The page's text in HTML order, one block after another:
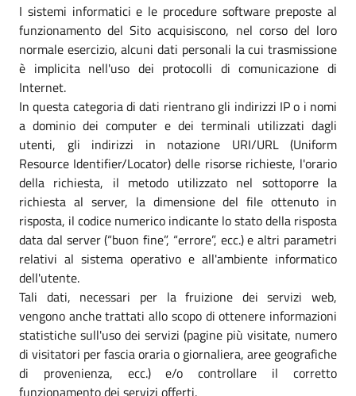
I sistemi informatici e le procedure software preposte al
funzionamento del Sito acquisiscono, nel corso del loro
normale esercizio, alcuni dati personali la cui trasmissione
è implicita nell'uso dei protocolli di comunicazione di
Internet.
In questa categoria di dati rientrano gli indirizzi IP o i nomi
a dominio dei computer e dei terminali utilizzati dagli
utenti, gli indirizzi in notazione URI/URL (Uniform
Resource Identifier/Locator) delle risorse richieste, l'orario
della richiesta, il metodo utilizzato nel sottoporre la
richiesta al server, la dimensione del file ottenuto in
risposta, il codice numerico indicante lo stato della risposta
data dal server (“buon fine”, “errore”, ecc.) e altri parametri
relativi al sistema operativo e all'ambiente informatico
dell'utente.
Tali dati, necessari per la fruizione dei servizi web,
vengono anche trattati allo scopo di ottenere informazioni
statistiche sull'uso dei servizi (pagine più visitate, numero
di visitatori per fascia oraria o giornaliera, aree geografiche
di provenienza, ecc.) e/o controllare il corretto
funzionamento dei servizi offerti.